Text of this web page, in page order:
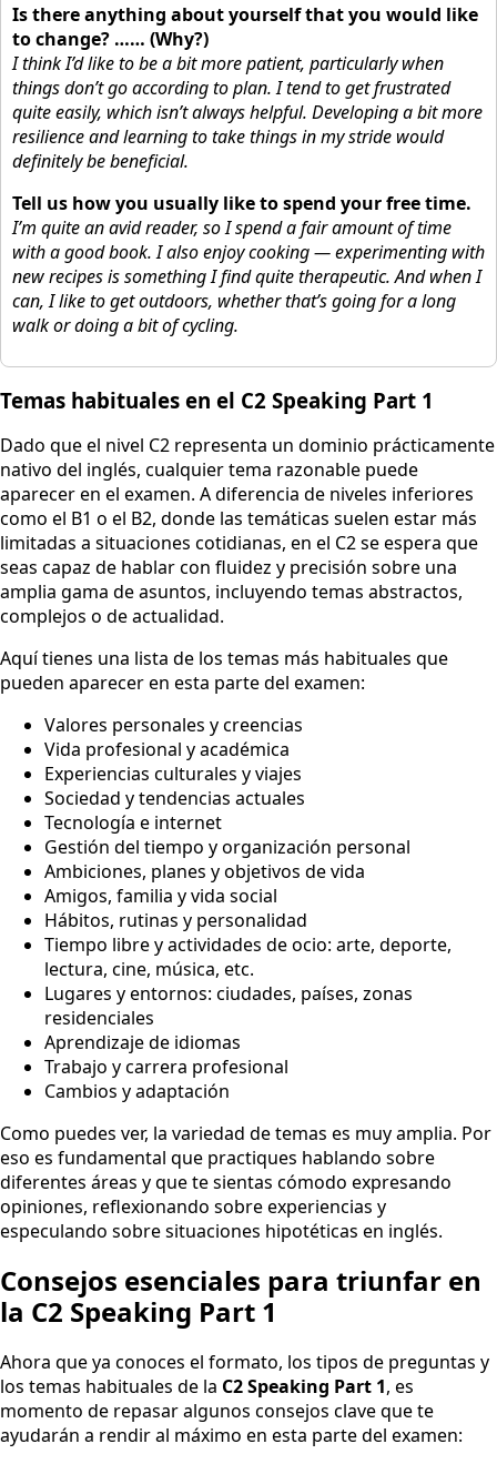
Is there anything about yourself that you would like
to change? …… (Why?)
I think I’d like to be a bit more patient, particularly when
things don’t go according to plan. I tend to get frustrated
quite easily, which isn’t always helpful. Developing a bit more
resilience and learning to take things in my stride would
definitely be beneficial.
Tell us how you usually like to spend your free time.
I’m quite an avid reader, so I spend a fair amount of time
with a good book. I also enjoy cooking — experimenting with
new recipes is something I find quite therapeutic. And when I
can, I like to get outdoors, whether that’s going for a long
walk or doing a bit of cycling.
Temas habituales en el C2 Speaking Part 1
Dado que el nivel C2 representa un dominio prácticamente
nativo del inglés, cualquier tema razonable puede
aparecer en el examen. A diferencia de niveles inferiores
como el B1 o el B2, donde las temáticas suelen estar más
limitadas a situaciones cotidianas, en el C2 se espera que
seas capaz de hablar con fluidez y precisión sobre una
amplia gama de asuntos, incluyendo temas abstractos,
complejos o de actualidad.
Aquí tienes una lista de los temas más habituales que
pueden aparecer en esta parte del examen:
Valores personales y creencias
Vida profesional y académica
Experiencias culturales y viajes
Sociedad y tendencias actuales
Tecnología e internet
Gestión del tiempo y organización personal
Ambiciones, planes y objetivos de vida
Amigos, familia y vida social
Hábitos, rutinas y personalidad
Tiempo libre y actividades de ocio: arte, deporte,
lectura, cine, música, etc.
Lugares y entornos: ciudades, países, zonas
residenciales
Aprendizaje de idiomas
Trabajo y carrera profesional
Cambios y adaptación
Como puedes ver, la variedad de temas es muy amplia. Por
eso es fundamental que practiques hablando sobre
diferentes áreas y que te sientas cómodo expresando
opiniones, reflexionando sobre experiencias y
especulando sobre situaciones hipotéticas en inglés.
Consejos esenciales para triunfar en
la C2 Speaking Part 1
Ahora que ya conoces el formato, los tipos de preguntas y
los temas habituales de la C2 Speaking Part 1, es
momento de repasar algunos consejos clave que te
ayudarán a rendir al máximo en esta parte del examen: